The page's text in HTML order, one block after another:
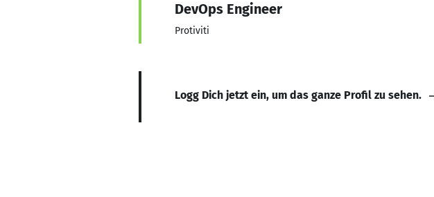
DevOps Engineer
Protiviti
Logg Dich jetzt ein, um das ganze Profil zu sehen.